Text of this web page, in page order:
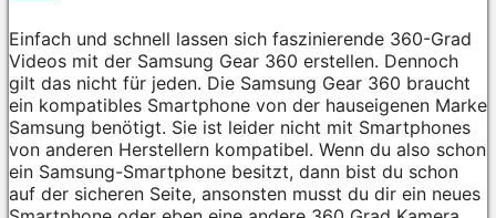
Einfach und schnell lassen sich faszinierende 360-Grad
Videos mit der Samsung Gear 360 erstellen. Dennoch
gilt das nicht für jeden. Die Samsung Gear 360 braucht
ein kompatibles Smartphone von der hauseigenen Marke
Samsung benötigt. Sie ist leider nicht mit Smartphones
von anderen Herstellern kompatibel. Wenn du also schon
ein Samsung-Smartphone besitzt, dann bist du schon
auf der sicheren Seite, ansonsten musst du dir ein neues